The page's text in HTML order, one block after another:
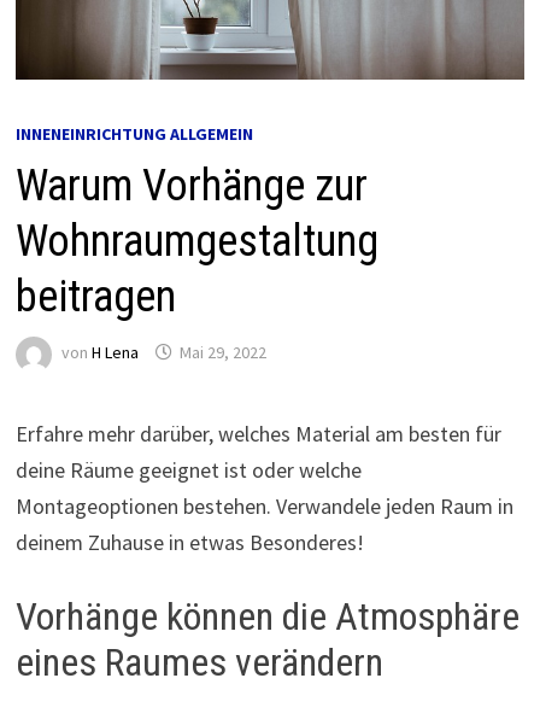
INNENEINRICHTUNG ALLGEMEIN
Warum Vorhänge zur
Wohnraumgestaltung
beitragen
von H Lena Mai 29, 2022
Erfahre mehr darüber, welches Material am besten für
deine Räume geeignet ist oder welche
Montageoptionen bestehen. Verwandele jeden Raum in
deinem Zuhause in etwas Besonderes!
Vorhänge können die Atmosphäre
eines Raumes verändern